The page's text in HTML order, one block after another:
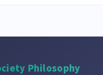
Philosophy